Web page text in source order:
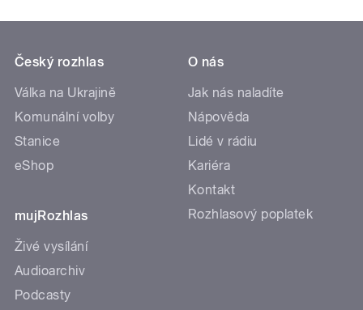
Český rozhlas
Válka na Ukrajině
Komunální volby
Stanice
eShop
mujRozhlas
Živé vysílání
Audioarchiv
Podcasty
O nás
Jak nás naladíte
Nápověda
Lidé v rádiu
Kariéra
Kontakt
Rozhlasový poplatek